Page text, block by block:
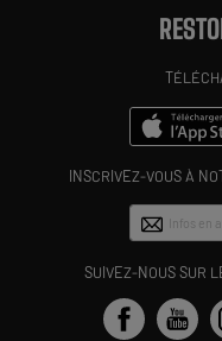
INSCRIVEZ-VOUS À
SUIVEZ-NOUS SUR